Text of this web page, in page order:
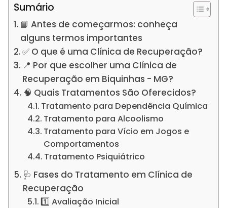
Sumário
📘 Antes de começarmos: conheça
alguns termos importantes
✅ O que é uma Clínica de Recuperação?
📍 Por que escolher uma Clínica de
Recuperação em Biquinhas - MG?
🧠 Quais Tratamentos São Oferecidos?
Tratamento para Dependência Química
Tratamento para Alcoolismo
Tratamento para Vício em Jogos e
Comportamentos
Tratamento Psiquiátrico
🩺 Fases do Tratamento em Clínica de
Recuperação
1️⃣ Avaliação Inicial